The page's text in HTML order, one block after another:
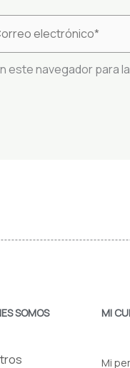
este navegador para
SOMOS MI
Mi